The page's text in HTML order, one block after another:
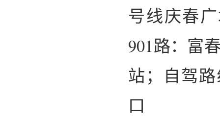
号线庆春
901路：富
站；自驾
口